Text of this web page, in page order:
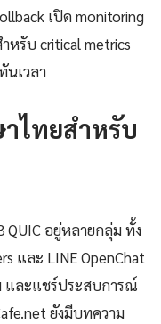
เปิด monitoring
หรับ critical metrics
นเวลา
ไทยสำหรับ
อยู่หลายกลุ่ม ทั้ง
และ LINE OpenChat
และแชร์ประสบการณ์
ยังมีบทความ